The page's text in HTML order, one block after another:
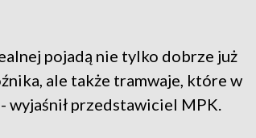
pojadą nie tylko dobrze już
ale także tramwaje, które w
wyjaśnił przedstawiciel MPK.